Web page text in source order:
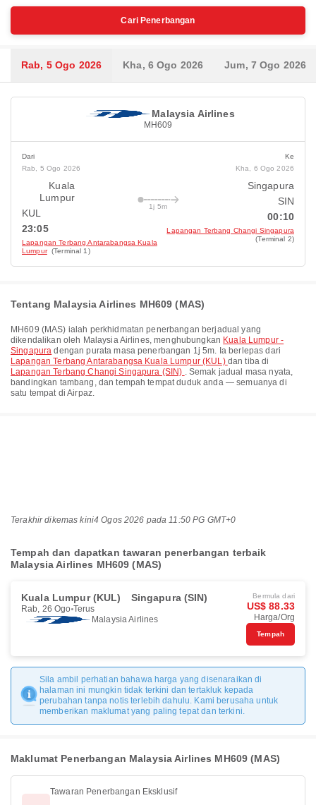
Cari Penerbangan
Rab, 5 Ogo 2026 Kha, 6 Ogo 2026 Jum, 7 Ogo 2026
Malaysia Airlines
MH609
Dari
Rab, 5 Ogo 2026
Kuala
Lumpur
KUL
23:05
Lapangan Terbang Antarabangsa Kuala
Lumpur (Terminal 1)
1j 5m
Ke
Kha, 6 Ogo 2026
Singapura
SIN
00:10
Lapangan Terbang Changi Singapura
(Terminal 2)
Tentang Malaysia Airlines MH609 (MAS)
MH609 (MAS) ialah perkhidmatan penerbangan berjadual yang
dikendalikan oleh Malaysia Airlines, menghubungkan Kuala Lumpur -
Singapura dengan purata masa penerbangan 1j 5m. Ia berlepas dari
Lapangan Terbang Antarabangsa Kuala Lumpur (KUL) dan tiba di
Lapangan Terbang Changi Singapura (SIN) . Semak jadual masa nyata,
bandingkan tambang, dan tempah tempat duduk anda — semuanya di
satu tempat di Airpaz.
Terakhir dikemas kini4 Ogos 2026 pada 11:50 PG GMT+0
Tempah dan dapatkan tawaran penerbangan terbaik
Malaysia Airlines MH609 (MAS)
Kuala Lumpur (KUL) Singapura (SIN)
Rab, 26 Ogo Terus
Malaysia Airlines
Bermula dari
US$ 88.33
Harga/Org
Tempah
Sila ambil perhatian bahawa harga yang disenaraikan di
halaman ini mungkin tidak terkini dan tertakluk kepada
perubahan tanpa notis terlebih dahulu. Kami berusaha untuk
memberikan maklumat yang paling tepat dan terkini.
Maklumat Penerbangan Malaysia Airlines MH609 (MAS)
Tawaran Penerbangan Eksklusif